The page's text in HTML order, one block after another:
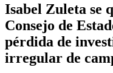
Isabel Zuleta se
Consejo de
pérdida de
irregular de